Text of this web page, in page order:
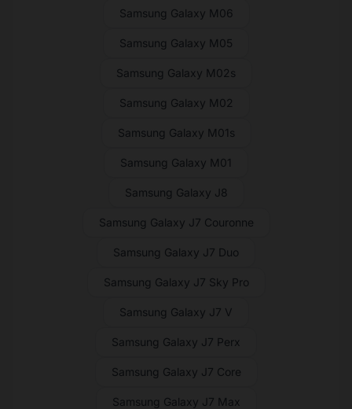
Samsung Galaxy M06
Samsung Galaxy M05
Samsung Galaxy M02s
Samsung Galaxy M02
Samsung Galaxy M01s
Samsung Galaxy M01
Samsung Galaxy J8
Samsung Galaxy J7 Couronne
Samsung Galaxy J7 Duo
Samsung Galaxy J7 Sky Pro
Samsung Galaxy J7 V
Samsung Galaxy J7 Perx
Samsung Galaxy J7 Core
Samsung Galaxy J7 Max